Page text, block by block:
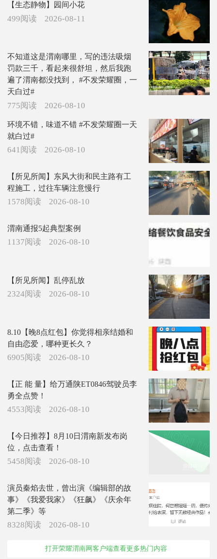
【生态静物】园间小花
499阅读 2026-08-11
不知道这是渭南哪里，写的违法吸烟
罚款三千，看起来很舒坦，然后我跑
遍了渭南都没找到， #不发荣耀圈，一
天白过#
775阅读 2026-08-10
环境不错，味道不错 #不发荣耀圈一天
就白过#
641阅读 2026-08-10
【所见所闻】东风大街和民主路有工
程施工，过往车辆注意慢行
1578阅读 2026-08-10
渭南通报5起典型案例
1137阅读 2026-08-10
【所见所闻】乱停乱放
2324阅读 2026-08-10
8.10【晚8点红包】你觉得相亲结婚和
自由恋爱，哪种更长久？
6905阅读 2026-08-10
【正 能 量】给万通陕ET0846驾驶员李
勇全点赞！
4553阅读 2026-08-10
【今日推荐】8月10日渭南新发布岗
位，点击查看！
5458阅读 2026-08-10
演员秦焰去世，曾出演《编辑部的故
事》《我爱我家》《狂飙》《庆余年
第二季》等
8328阅读 2026-08-10
打开荣耀渭南网客户端查看更多热门内容